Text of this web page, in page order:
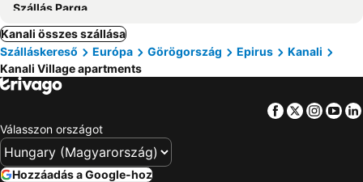
Szállás Parga
Kanali összes szállása
Szálláskereső
Európa Görögország Epirus
Kanali
Kanali Village apartments
Facebook
Twitter
Válasszon országot
Hozzáadás a Google-hoz